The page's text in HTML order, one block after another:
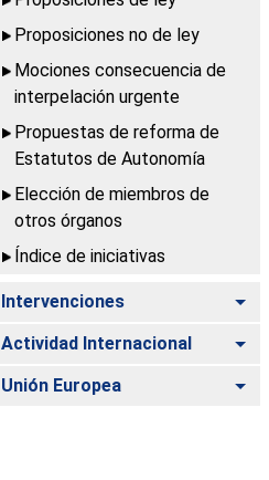
Proposiciones no de ley
Mociones consecuencia de
interpelación urgente
Propuestas de reforma de
Estatutos de Autonomía
Elección de miembros de
otros órganos
Índice de iniciativas
Intervenciones
Actividad Internacional
Unión Europea